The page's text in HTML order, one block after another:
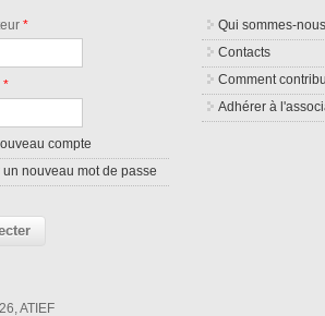
*
*
compte
un nouveau mot de passe
Qui sommes-
Contacts
Comment
Adhérer à
ATIEF